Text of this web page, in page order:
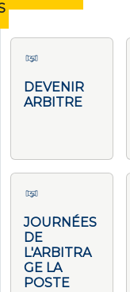
DEVENIR
ARBITRE
JOURNÉES
DE
L'ARBITRA
GE LA
POSTE